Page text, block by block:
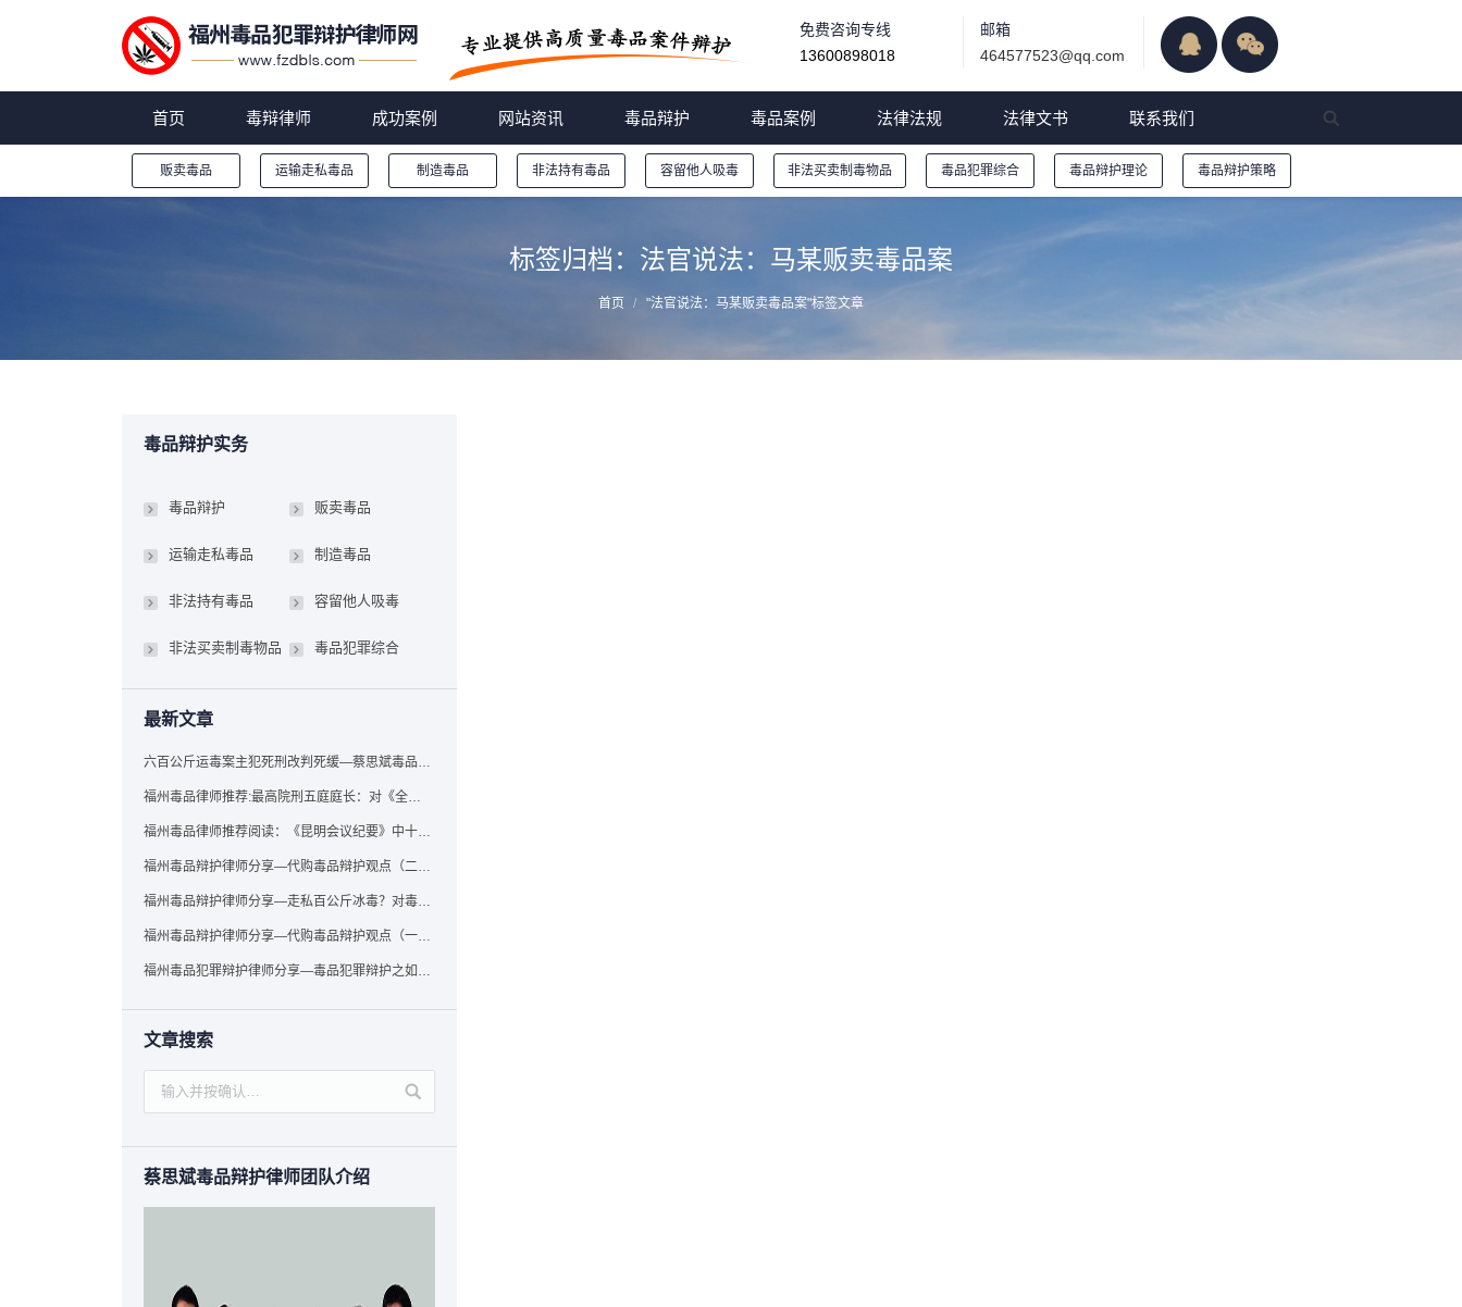
免费咨询专线
13600898018
邮箱
464577523@qq.com
首页 毒辩律师 成功案例 网站资讯 毒品辩护 毒品案例 法律法规 法律文书 联系我们
贩卖毒品 运输走私毒品 制造毒品 非法持有毒品 容留他人吸毒 非法买卖制毒物品 毒品犯罪综合 毒品辩护理论 毒品辩护策略
标签归档： 法官说法：马某贩卖毒品案
首页 "法官说法：马某贩卖毒品案"标签文章
毒品辩护实务
毒品辩护 贩卖毒品
运输走私毒品 制造毒品
非法持有毒品 容留他人吸毒
非法买卖制毒物品 毒品犯罪综合
最新文章
六百公斤运毒案主犯死刑改判死缓—蔡思斌毒品犯罪辩护成功案例
福州毒品律师推荐:最高院刑五庭庭长：对《全国法院毒品案件审判工作会议纪要》的理解与适用
福州毒品律师推荐阅读：《昆明会议纪要》中十个“意想不到”的规定
福州毒品辩护律师分享—代购毒品辩护观点（二）——“牟利”之辩
福州毒品辩护律师分享—走私百公斤冰毒？对毒品缺失型走私毒品罪案件，该如何有效辩护
福州毒品辩护律师分享—代购毒品辩护观点（一）——“真假”之辩
福州毒品犯罪辩护律师分享—毒品犯罪辩护之如何提炼言辞证据
文章搜索
蔡思斌毒品辩护律师团队介绍